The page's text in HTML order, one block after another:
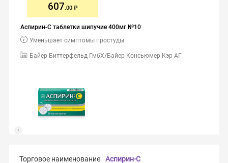
Аспирин-С таблетки шипучие 400мг №10
Байер Биттерфельд ГмбХ/Байер Консьюмер Кэр АГ
Уменьшает симптомы простуды
607.00
Торговое наименование
Аспирин-С